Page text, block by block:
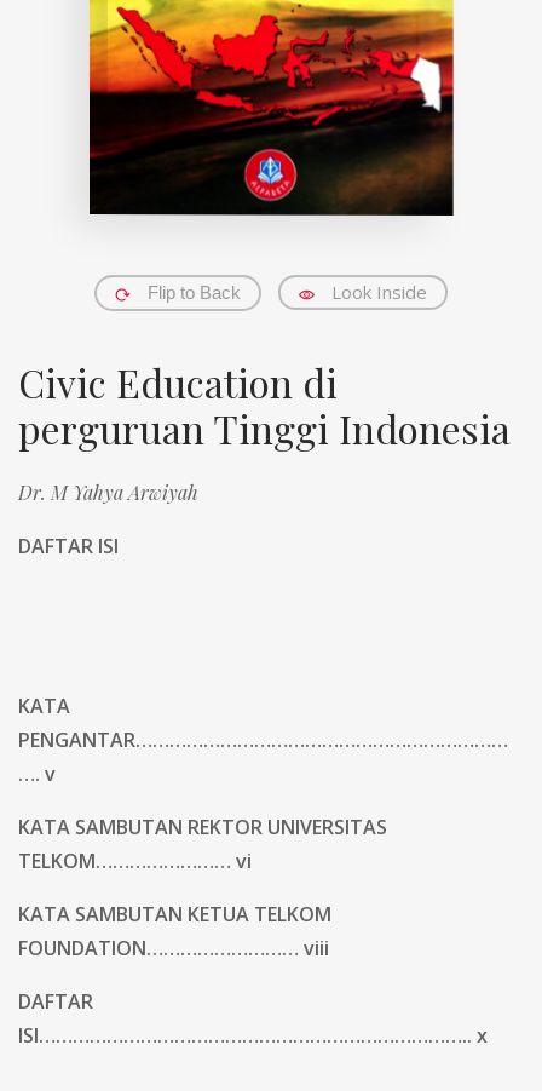
Flip to Back Look Inside
Civic Education di
perguruan Tinggi Indonesia
Dr. M Yahya Arwiyah
DAFTAR ISI
KATA
PENGANTAR…………………………………………………………
…. v
KATA SAMBUTAN REKTOR UNIVERSITAS
TELKOM…………………… vi
KATA SAMBUTAN KETUA TELKOM
FOUNDATION……………………… viii
DAFTAR
ISI………………………………………………………………….. x